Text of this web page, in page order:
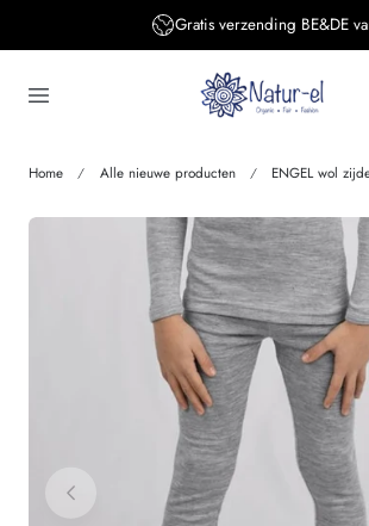
Gratis verzending BE&DE
Home Alle nieuwe producten